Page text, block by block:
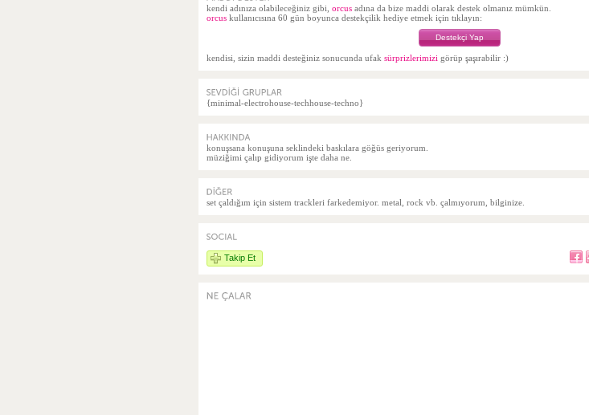
kendi adınıza olabileceğiniz gibi, orcus adına da bize maddi olarak destek olmanız mümkün.
orcus kullanıcısına 60 gün boyunca destekçilik hediye etmek için tıklayın:
Destekçi Yap
kendisi, sizin maddi desteğiniz sonucunda ufak sürprizlerimizi görüp şaşırabilir :)
{minimal-electrohouse-techhouse-techno}
konuşsana konuşuna seklindeki baskılara göğüs geriyorum.
müziğimi çalıp gidiyorum işte daha ne.
set çaldığım için sistem trackleri farkedemiyor. metal, rock vb. çalmıyorum, bilginize.
Takip Et